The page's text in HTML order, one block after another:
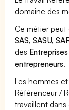
domaine des
Ce métier
SAS, SASU,
des
entrepreneurs.
Les hommes
Référenceur /
travaillent